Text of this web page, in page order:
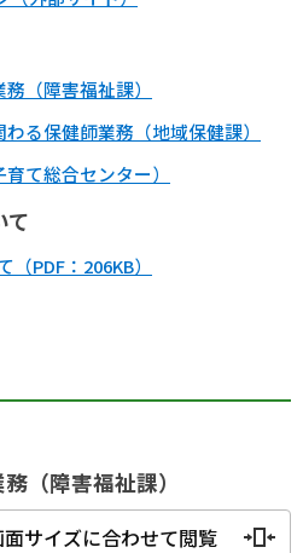
（障害福祉課）
る保健師業務（地域保健課）
て総合センター）
て
PDF：206KB）
（障害福祉課）
サイズに合わせて閲覧